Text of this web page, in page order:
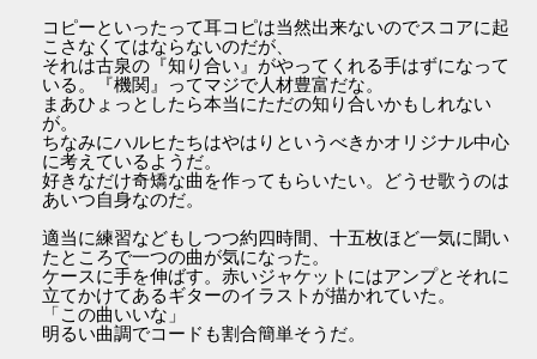
コピーといったって耳コピは当然出来ないのでスコアに起
こさなくてはならないのだが、
それは古泉の『知り合い』がやってくれる手はずになって
いる。『機関』ってマジで人材豊富だな。
まあひょっとしたら本当にただの知り合いかもしれない
が。
ちなみにハルヒたちはやはりというべきかオリジナル中心
に考えているようだ。
好きなだけ奇矯な曲を作ってもらいたい。どうせ歌うのは
あいつ自身なのだ。
適当に練習などもしつつ約四時間、十五枚ほど一気に聞い
たところで一つの曲が気になった。
ケースに手を伸ばす。赤いジャケットにはアンプとそれに
立てかけてあるギターのイラストが描かれていた。
「この曲いいな」
明るい曲調でコードも割合簡単そうだ。